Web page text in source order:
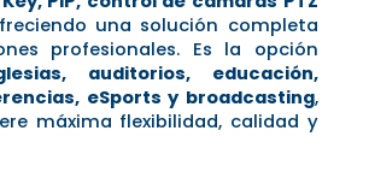
una solución completa
profesionales. Es la opción
auditorios, educación,
eSports y broadcasting,
máxima flexibilidad, calidad y